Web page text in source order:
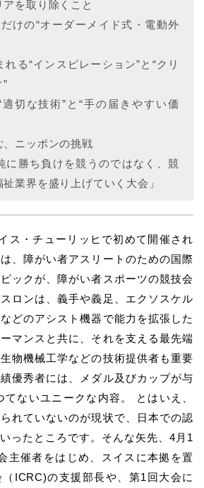
を取り除くこと
けの“オーダーメイド式・電動外
る“インスピレーション”と“クリ
切な技術”と“手の届きやすい価
ニッポンの挑戦
に勝ち負けを競うのではなく、競
業界を盛り上げていく大会」
ス・チューリッヒで初めて開催され
、障がい者アスリートのための国際
ックが、障がい者スポーツの競技会
ロンは、義手や義足、エクソスケル
どのアシスト機器で能力を拡張した
マンスと共に、それを支える最先端
物機械工学などの技術提供者も重要
優秀者には、メダル及びカップが与
ないユニークな内容。 とはいえ、
れていないのが現状で、日本での認
ったところです。そんな矢先、4月1
主催者をはじめ、スイスに本拠を置
ICRC)の支援部長や、第1回大会に